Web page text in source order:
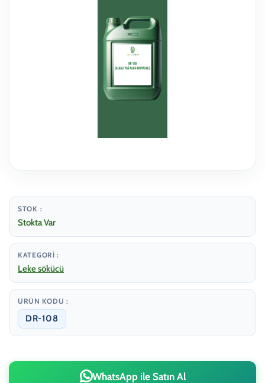
STOK :
Stokta Var
KATEGORI :
Leke sökücü
ÜRÜN KODU :
DR-108
WhatsApp ile Satın Al